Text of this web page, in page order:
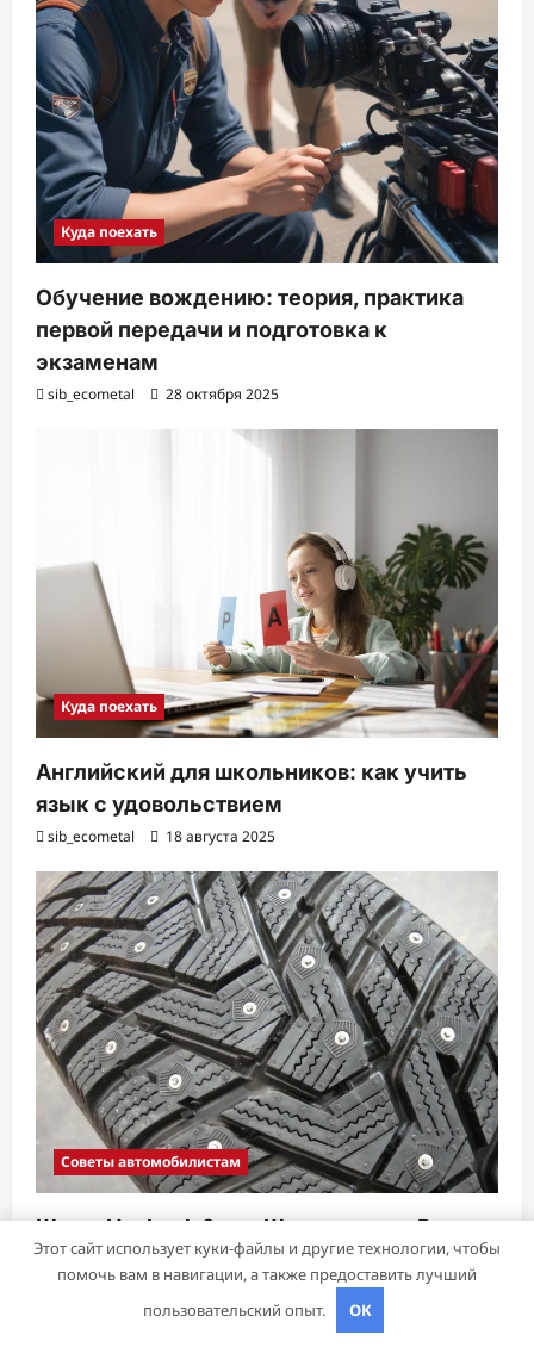
Куда поехать
Обучение вождению: теория, практика
первой передачи и подготовка к
экзаменам
sib_ecometal 28 октября 2025
Куда поехать
Английский для школьников: как учить
язык с удовольствием
sib_ecometal 18 августа 2025
Советы автомобилистам
Шины Hankook Зима Шипованные: Ваш
Надежный Партнёр на Снежных Дорогах
Этот сайт использует куки-файлы и другие технологии, чтобы
помочь вам в навигации, а также предоставить лучший
пользовательский опыт.
OK